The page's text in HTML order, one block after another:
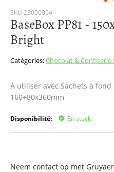
SKU 23000064
BaseBox PP81 -
Bright
Catégories:Chocolat & Confiserie
À utiliser avec Sachets à fond
160+80x360mm
Disponibilité: En stock
Neem contact op met
Passer
au
début
de
Galerie